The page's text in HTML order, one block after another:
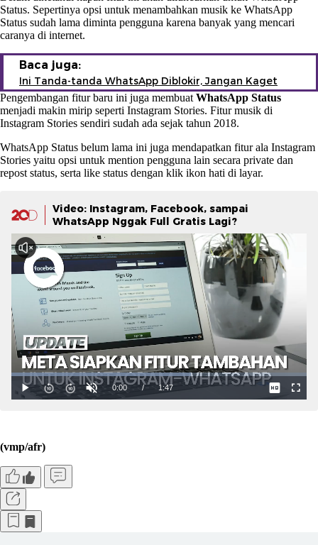
Status. Sepertinya opsi untuk menambahkan musik ke WhatsApp
Status sudah lama diminta pengguna karena banyak yang mencari
caranya di internet.
Baca juga:
Ini Tanda-tanda WhatsApp Diblokir, Jangan Kaget
Pengembangan fitur baru ini juga membuat WhatsApp Status
menjadi makin mirip seperti Instagram Stories. Fitur musik di
Instagram Stories sendiri sudah ada sejak tahun 2018.
WhatsApp Status belum lama ini juga mendapatkan fitur ala Instagram
Stories yaitu opsi untuk mention pengguna lain secara private dan
repost status, serta like status dengan klik ikon hati di layar.
Video: Instagram, Facebook, sampai
WhatsApp Nggak Full Gratis Lagi?
(vmp/afr)